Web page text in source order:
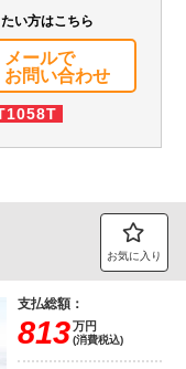
い方はこちら
メールで
お問い合わせ
お気に入り
支払総額：
813万円
(消費税込)